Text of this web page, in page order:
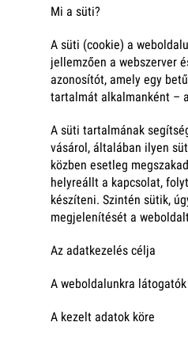
Mi a süti?
A süti (cookie) a
jellemzően a webszerver
azonosítót, amely egy
tartalmát alkalmanként –
A süti tartalmának
vásárol, általában ilyen
közben esetleg
helyreállt a kapcsolat,
készíteni. Szintén sütik,
megjelenítését a
Az adatkezelés célja
A weboldalunkra
A kezelt adatok köre